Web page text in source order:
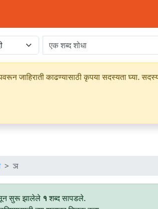
जाहिराती काढण्यासाठी कृपया सदस्यता घ्या.
ञ
सुरू झालेले १शब्द सापडले.